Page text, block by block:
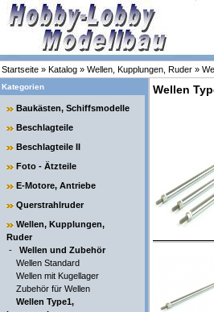
Startseite » Katalog » Wellen, Kupplungen, Ruder »
Kategorien
Baukästen, Schiffsmodelle
Beschlagteile
Beschlagteile II
Foto - Ätzteile
E-Motore, Antriebe
Querstrahlruder
Wellen, Kupplungen,
Ruder
- Wellen und Zubehör
Wellen Standard
Wellen mit Kugellager
Zubehör für Wellen
Wellen Type1,
Wellen